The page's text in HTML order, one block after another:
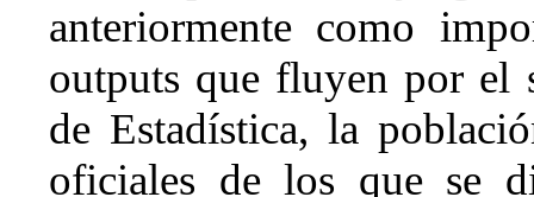
anteriormente como
outputs que fluyen por el
de Estadística, la
oficiales de los que se